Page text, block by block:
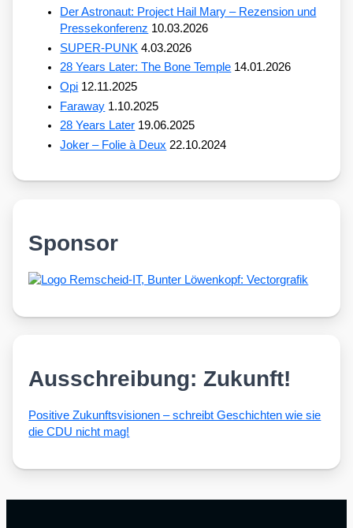
Der Astronaut: Project Hail Mary – Rezension und
Pressekonferenz 10.03.2026
SUPER-PUNK 4.03.2026
28 Years Later: The Bone Temple 14.01.2026
Opi 12.11.2025
Faraway 1.10.2025
28 Years Later 19.06.2025
Joker – Folie à Deux 22.10.2024
Sponsor
Ausschreibung: Zukunft!
Posi­ti­ve Zukunfts­vi­sio­nen – schreibt Geschich­ten wie sie
die CDU nicht mag!